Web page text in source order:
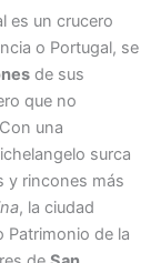
es un crucero
o Portugal, se
de sus
que no
una
surca
y rincones más
, la ciudad
Patrimonio de la